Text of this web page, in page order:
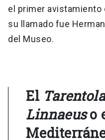
el primer avistamiento
su llamado fue
del Museo.
El
Linnaeuso